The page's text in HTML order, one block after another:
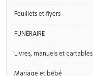
Feuillets et flyers
FUNÉRAIRE
Livres, manuels et cartables
Mariage et bébé